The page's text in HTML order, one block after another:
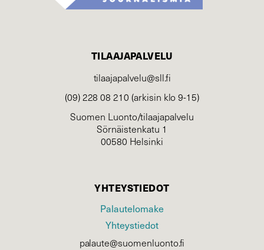
TILAAJAPALVELU
tilaajapalvelu@sll.fi
(09) 228 08 210 (arkisin klo 9-15)
Suomen Luonto/tilaajapalvelu
Sörnäistenkatu 1
00580 Helsinki
YHTEYSTIEDOT
Palautelomake
Yhteystiedot
palaute@suomenluonto.fi